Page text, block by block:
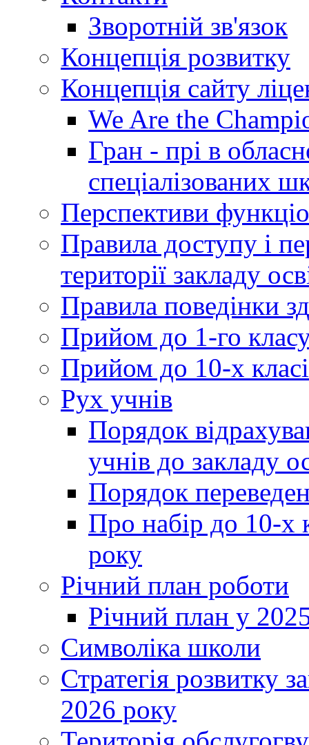
Зворотній зв'язок
Концепція розвитку
Концепція сайту
We Are the
Гран - прі в
спеціалізованих
Перспективи
Правила доступу і
території закладу
Правила поведінки
Прийом до 1-го
Прийом до 10-х
Рух учнів
Порядок
учнів до закладу
Порядок
Про набір до 10-х
року
Річний план роботи
Річний план у
Символіка школи
Стратегія розвитку
2026 року